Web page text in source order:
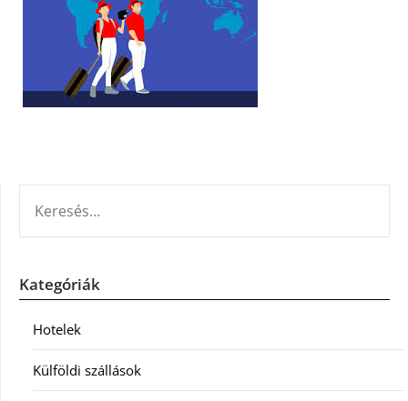
Kategóriák
Hotelek
Külföldi szállások